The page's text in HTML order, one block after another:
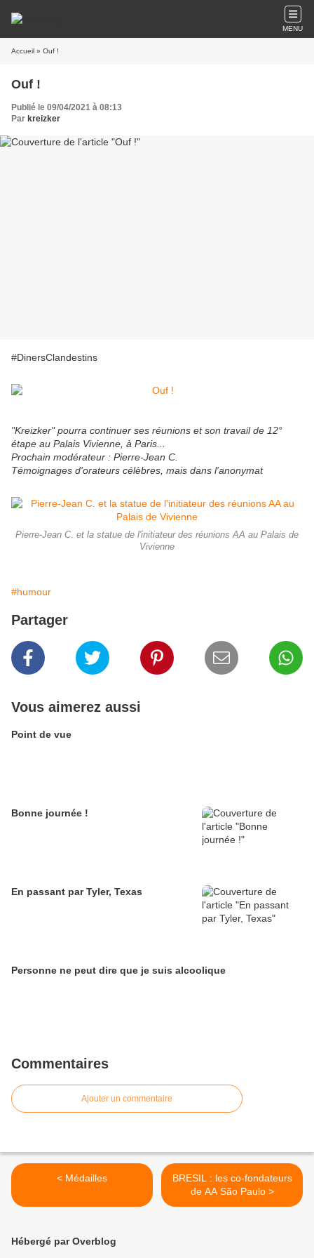
MENU
Accueil » Ouf !
Ouf !
Publié le 09/04/2021 à 08:13
Par kreizker
#DinersClandestins
"Kreizker" pourra continuer ses réunions et son travail de 12°
étape au Palais Vivienne, à Paris...
Prochain modérateur : Pierre-Jean C.
Témoignages d'orateurs célèbres, mais dans l'anonymat
Pierre-Jean C. et la statue de l'initiateur des réunions AA au Palais de
Vivienne
#humour
Partager
Vous aimerez aussi
Point de vue
Bonne journée !
En passant par Tyler, Texas
Personne ne peut dire que je suis alcoolique
Commentaires
Ajouter un commentaire
< Médailles
BRESIL : les co-fondateurs
de AA São Paulo >
Hébergé par Overblog